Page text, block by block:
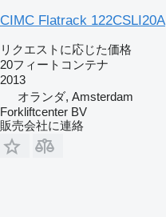
CIMC Flatrack 122CSLI20A
リクエストに応じた価格
20フィートコンテナ
2013
オランダ, Amsterdam
Forkliftcenter BV
販売会社に連絡